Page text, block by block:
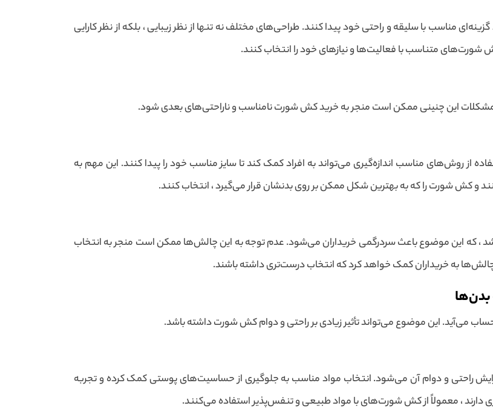
مناسب با سلیقه و راحتی خود پیدا کنند. طراحی‌های مختلف نه تنها از نظر زیبایی ، بلکه از نظر کارایی
شورت‌های متناسب با فعالیت‌ها و نیازهای خود را انتخاب کنند.
این چنینی ممکن است منجر به خرید کش شورت نامناسب و ناراحتی‌های بعدی شود.
از روش‌های مناسب اندازه‌گیری می‌تواند به افراد کمک کند تا سایز مناسب خود را پیدا کنند. این مهم به
و کش شورت را که به بهترین شکل ممکن بر روی بدنشان قرار می‌گیرد ، انتخاب کنند.
، که این موضوع باعث سردرگمی خریداران می‌شود. عدم توجه به این چالش‌ها ممکن است منجر به انتخاب
به خریداران کمک خواهد کرد که انتخاب درست‌تری داشته باشند.
می‌آید. این موضوع می‌تواند تأثیر زیادی بر راحتی و دوام کش شورت داشته باشد.
راحتی و دوام آن می‌شود. انتخاب مواد مناسب به جلوگیری از حساسیت‌های پوستی کمک کرده و تجربه
دارند ، معمولاً از کش شورت‌های با مواد طبیعی و تنفس‌پذیر استفاده می‌کنند.